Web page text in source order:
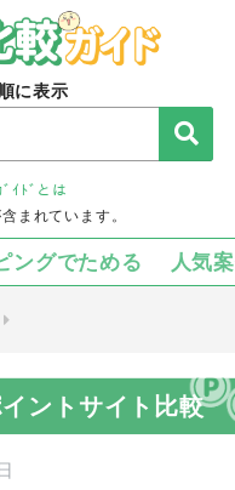
に表示
ｲﾄﾞとは
まれています。
ングでためる 人気
ントサイト比較